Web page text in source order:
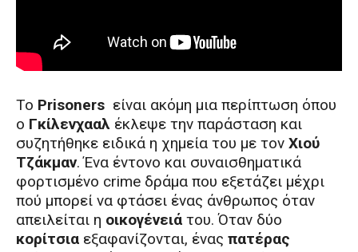
Το Prisoners είναι ακόμη μια περίπτωση όπου
ο Γκίλενχααλ έκλεψε την παράσταση και
συζητήθηκε ειδικά η χημεία του με τον Χιού
Τζάκμαν. Ένα έντονο και συναισθηματικά
φορτισμένο crime δράμα που εξετάζει μέχρι
πού μπορεί να φτάσει ένας άνθρωπος όταν
απειλείται η οικογένειά του. Όταν δύο
κορίτσια εξαφανίζονται, ένας πατέρας